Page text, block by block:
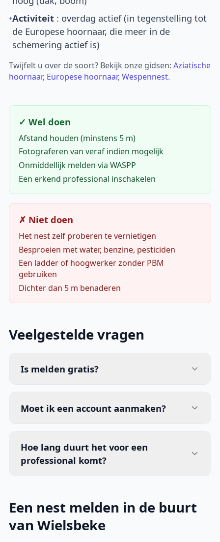
•Activiteit : overdag actief (in tegenstelling tot
de Europese hoornaar, die meer in de
schemering actief is)
Twijfelt u over de soort? Bekijk onze gidsen:Aziatische
hoornaar, Europese hoornaar,Wespennest.
✓ Wel doen
Afstand houden (minstens 5 m)
Fotograferen van veraf indien mogelijk
Onmiddellijk melden via WASPP
Een erkend professional inschakelen
✗ Niet doen
Het nest zelf proberen te vernietigen
Besproeien met water, benzine, pesticiden
Een ladder of hoogwerker zonder PBM
gebruiken
Dichter dan 5 m benaderen
Veelgestelde vragen
Is melden gratis?
Moet ik een account aanmaken?
Hoe lang duurt het voor een
professional komt?
Een nest melden in de buurt
van Wielsbeke